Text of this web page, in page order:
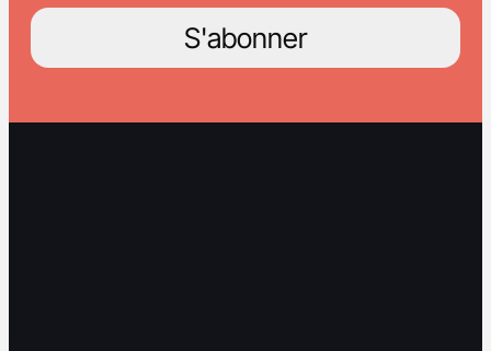
S'abonner